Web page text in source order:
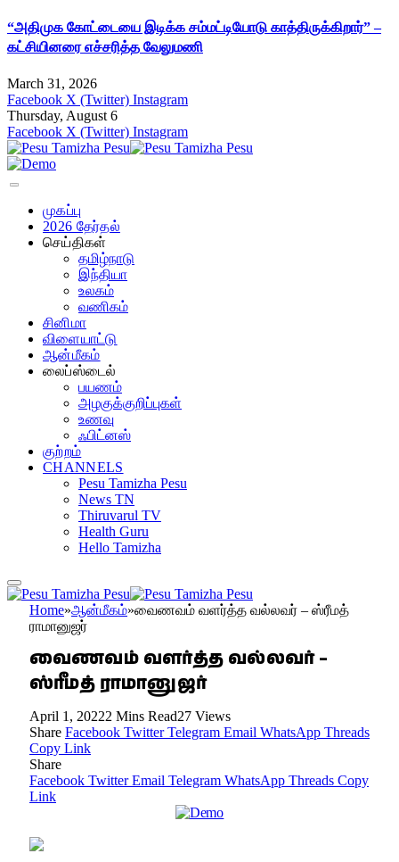
“அதிமுக கோட்டையை இடிக்க சம்மட்டியோடு காத்திருக்கிறார்” –
கட்சியினரை எச்சரித்த வேலுமணி
March 31, 2026
Facebook X (Twitter) Instagram
Thursday, August 6
Facebook X (Twitter) Instagram
முகப்பு
2026 தேர்தல்
செய்திகள்
தமிழ்நாடு
இந்தியா
உலகம்
வணிகம்
சினிமா
விளையாட்டு
ஆன்மீகம்
லைப்ஸ்டைல்
பயணம்
அழகுக்குறிப்புகள்
உணவு
ஃபிட்னஸ்
குற்றம்
CHANNELS
Pesu Tamizha Pesu
News TN
Thiruvarul TV
Health Guru
Hello Tamizha
Home»ஆன்மீகம்»வைணவம் வளர்த்த வல்லவர் – ஸ்ரீமத்
ராமானுஜர்
வைணவம் வளர்த்த வல்லவர் –
ஸ்ரீமத் ராமானுஜர்
April 1, 20222 Mins Read27 Views
Share Facebook Twitter Telegram Email WhatsApp Threads
Copy Link
Share
Facebook Twitter Email Telegram WhatsApp Threads Copy
Link